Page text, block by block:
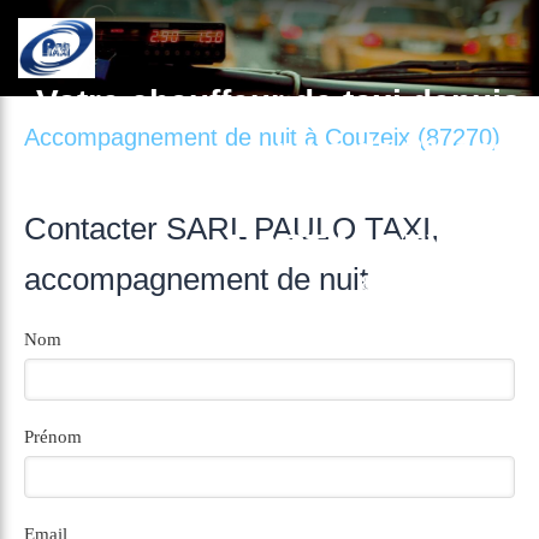
Votre chauffeur de taxi depuis
plus de 21 ans.
MARTIN, BEYNAC
87800 BURGNAC
Accompagnement de nuit à Couzeix (87270)
Contacter SARL PAULO TAXI,
accompagnement de nuit
Nom
Prénom
Email